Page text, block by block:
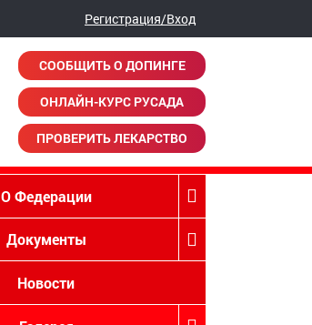
Регистрация/Вход
СООБЩИТЬ О ДОПИНГЕ
ОНЛАЙН-КУРС РУСАДА
ПРОВЕРИТЬ ЛЕКАРСТВО
О Федерации
Документы
Новости